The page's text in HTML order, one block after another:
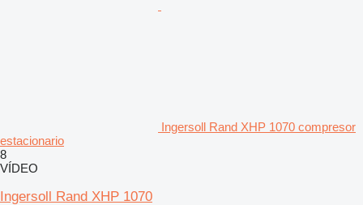
Ingersoll Rand XHP 1070 compresor
estacionario
8
VÍDEO
Ingersoll Rand XHP 1070